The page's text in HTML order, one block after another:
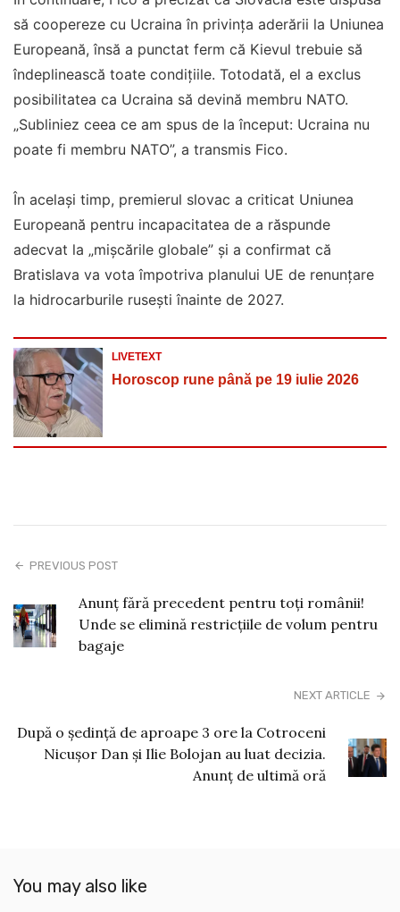
să coopereze cu Ucraina în privința aderării la Uniunea
Europeană, însă a punctat ferm că Kievul trebuie să
îndeplinească toate condițiile. Totodată, el a exclus
posibilitatea ca Ucraina să devină membru NATO.
„Subliniez ceea ce am spus de la început: Ucraina nu
poate fi membru NATO”, a transmis Fico.
În același timp, premierul slovac a criticat Uniunea
Europeană pentru incapacitatea de a răspunde
adecvat la „mişcările globale” și a confirmat că
Bratislava va vota împotriva planului UE de renunțare
la hidrocarburile rusești înainte de 2027.
LIVETEXT
Horoscop rune până pe 19 iulie 2026
PREVIOUS POST
Anunț fără precedent pentru toți românii!
Unde se elimină restricțiile de volum pentru
bagaje
NEXT ARTICLE
După o ședință de aproape 3 ore la Cotroceni
Nicușor Dan și Ilie Bolojan au luat decizia.
Anunț de ultimă oră
You may also like